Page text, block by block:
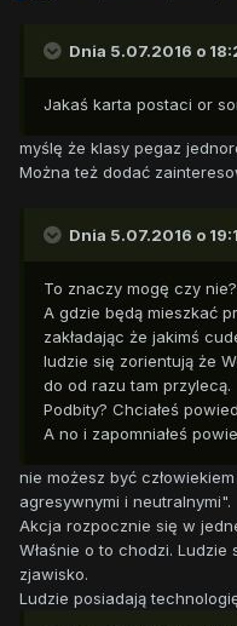
Dnia 5.07.2016 o
Jakaś karta postaci or
myślę że klasy pegaz
Można też dodać
Dnia 5.07.2016 o
To znaczy mogę czy nie?
A gdzie będą mieszkać
zakładając że jakimś
ludzie się zorientują że
do od razu tam przylecą.
Podbity? Chciałeś
A no i zapomniałeś
nie możesz być
agresywnymi i neutralnymi".
Akcja rozpocznie się w
Właśnie o to chodzi.
zjawisko.
Ludzie posiadają